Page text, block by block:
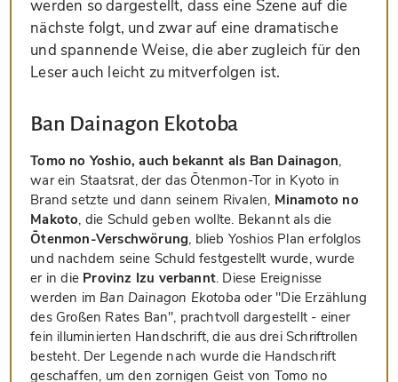
werden so dargestellt, dass eine Szene auf die
nächste folgt, und zwar auf eine dramatische
und spannende Weise, die aber zugleich für den
Leser auch leicht zu mitverfolgen ist.
Ban Dainagon Ekotoba
Tomo no Yoshio, auch bekannt als Ban Dainagon,
war ein Staatsrat, der das Ōtenmon-Tor in Kyoto in
Brand setzte und dann seinem Rivalen, Minamoto no
Makoto, die Schuld geben wollte. Bekannt als die
Ōtenmon-Verschwörung, blieb Yoshios Plan erfolglos
und nachdem seine Schuld festgestellt wurde, wurde
er in die Provinz Izu verbannt. Diese Ereignisse
werden im Ban Dainagon Ekotoba oder "Die Erzählung
des Großen Rates Ban", prachtvoll dargestellt - einer
fein illuminierten Handschrift, die aus drei Schriftrollen
besteht. Der Legende nach wurde die Handschrift
geschaffen, um den zornigen Geist von Tomo no